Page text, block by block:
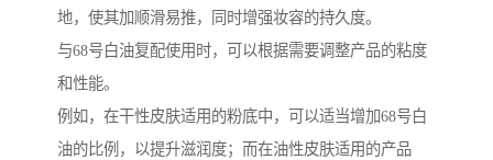
地，使其加顺滑易推，同时增强妆容的持久度。
与68号白油复配使用时，可以根据需要调整产品的粘度
和性能。
例如，在干性皮肤适用的粉底中，可以适当增加68号白
油的比例，以提升滋润度；而在油性皮肤适用的产品